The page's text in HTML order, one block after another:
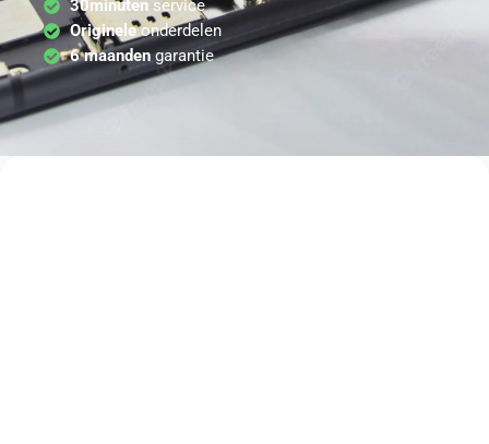
30minutenservice
Origineleonderdelen
6 maandengarantie